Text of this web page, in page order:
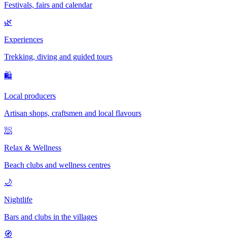
Festivals, fairs and calendar
🌿
Experiences
Trekking, diving and guided tours
🛍
Local producers
Artisan shops, craftsmen and local flavours
🧖
Relax & Wellness
Beach clubs and wellness centres
🌙
Nightlife
Bars and clubs in the villages
🧭